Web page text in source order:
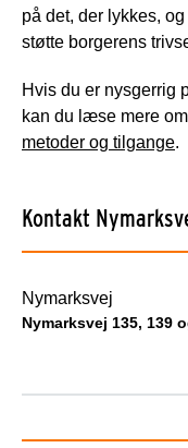
på det, der lykkes,
støtte borgerens
Hvis du er nysgerrig
kan du læse mere
metoder og tilgange.
Kontakt
Nymarksvej
Nymarksvej 135, 139